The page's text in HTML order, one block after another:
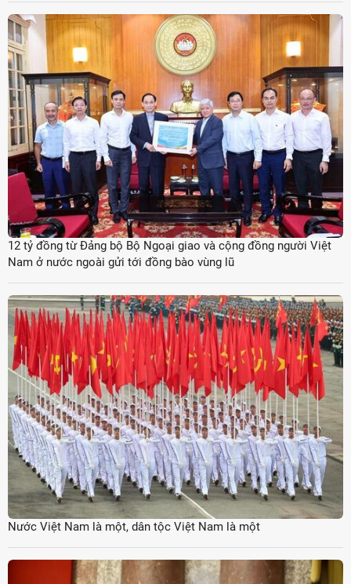
12 tỷ đồng từ Đảng bộ Bộ Ngoại giao và cộng đồng người Việt
Nam ở nước ngoài gửi tới đồng bào vùng lũ
Nước Việt Nam là một, dân tộc Việt Nam là một